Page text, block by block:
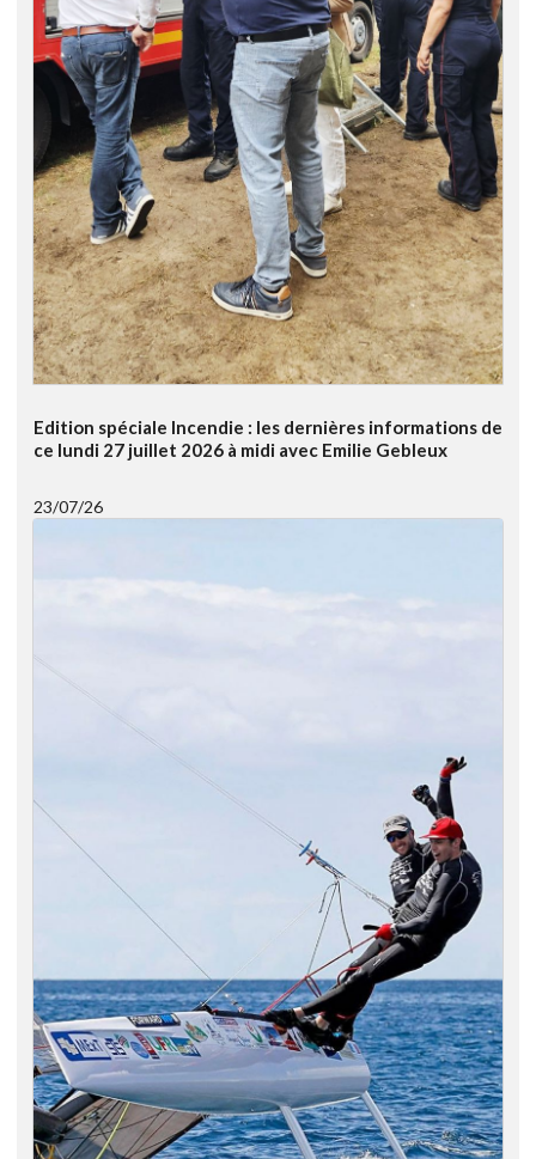
Edition spéciale Incendie : les dernières informations de
ce lundi 27 juillet 2026 à midi avec Emilie Gebleux
23/07/26